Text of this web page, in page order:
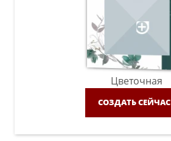
Цветочная
СОЗДАТЬ СЕЙЧАС